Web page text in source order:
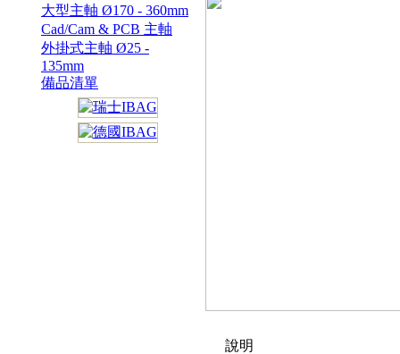
大型主軸 Ø170 - 360mm
Cad/Cam & PCB 主軸
外掛式主軸 Ø25 -
135mm
備品清單
說明